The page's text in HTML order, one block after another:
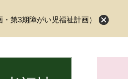
第3期障がい児福祉計画）